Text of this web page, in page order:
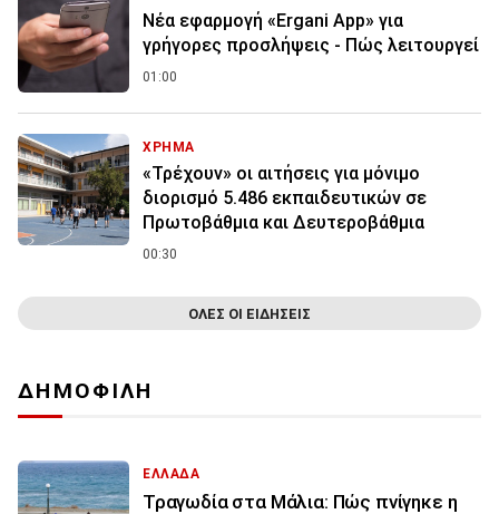
Νέα εφαρμογή «Ergani App» για
γρήγορες προσλήψεις - Πώς λειτουργεί
01:00
ΧΡΗΜΑ
«Τρέχουν» οι αιτήσεις για μόνιμο
διορισμό 5.486 εκπαιδευτικών σε
Πρωτοβάθμια και Δευτεροβάθμια
00:30
ΟΛΕΣ ΟΙ ΕΙΔΗΣΕΙΣ
ΔΗΜΟΦΙΛΗ
ΕΛΛΑΔΑ
Τραγωδία στα Μάλια: Πώς πνίγηκε η